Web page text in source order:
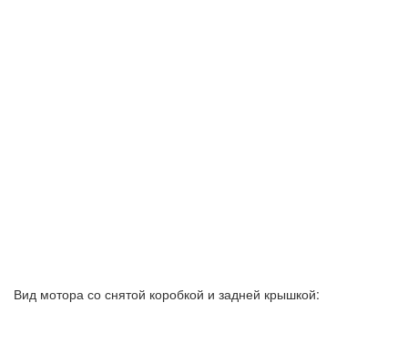
Вид мотора со снятой коробкой и задней крышкой: